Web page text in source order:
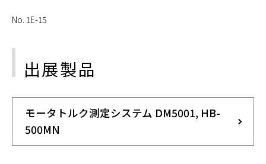
No. 1E-15
出展製品
モータトルク測定システム DM5001, HB-
500MN